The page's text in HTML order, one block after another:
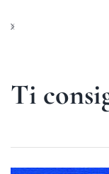
Ti